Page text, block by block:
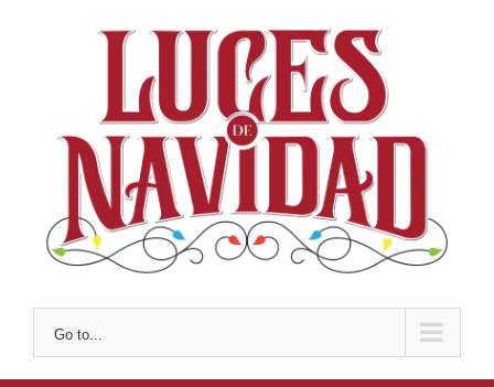
Go to...